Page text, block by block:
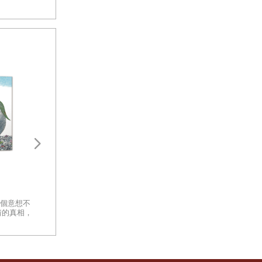
壁櫥，只
好一
他會很
裡，然後
瓶，還
意想不
真相，